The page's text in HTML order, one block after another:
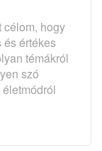
célom, hogy
értékes
témákról
szó